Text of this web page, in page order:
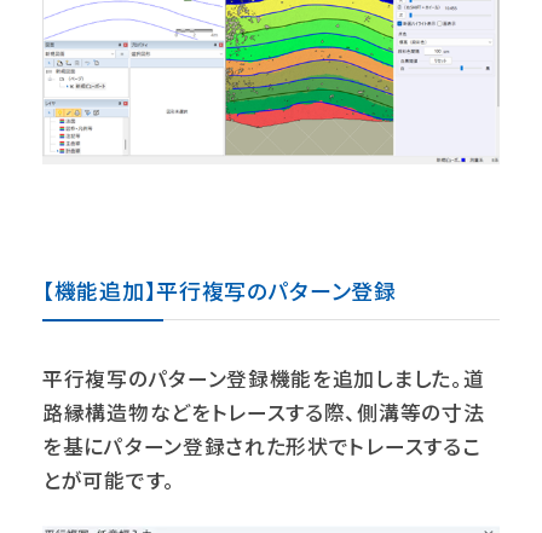
【機能追加】平行複写のパターン登録
平行複写のパターン登録機能を追加しました。道
路縁構造物などをトレースする際、側溝等の寸法
を基にパターン登録された形状でトレースするこ
とが可能です。